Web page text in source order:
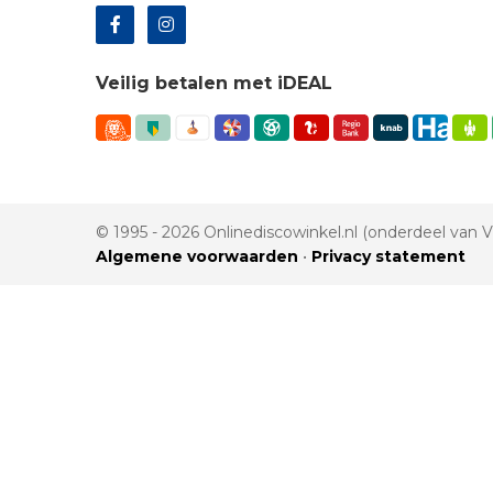
Veilig betalen met iDEAL
© 1995 - 2026 Onlinediscowinkel.nl (onderdeel van
Algemene voorwaarden • Privacy statement